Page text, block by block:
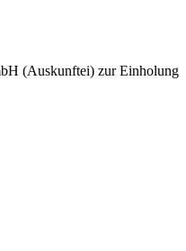
(Auskunftei) zur Einholung